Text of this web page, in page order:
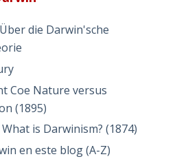
die Darwin'sche
Coe Nature versus
(1895)
is Darwinism? (1874)
en este blog (A-Z)